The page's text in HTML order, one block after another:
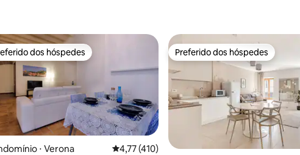
dos hóspedes
dos hóspedes
⋅ Verona 4,77 de uma avaliação média de 5, 410
4,77 (410)
Preferido dos hóspedes
Preferido dos hóspedes